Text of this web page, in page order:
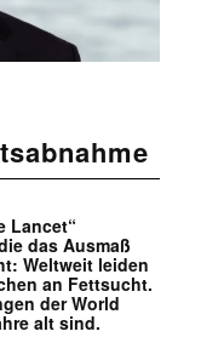
Lancet“
das Ausmaß
Weltweit leiden
an Fettsucht.
der World
alt sind.